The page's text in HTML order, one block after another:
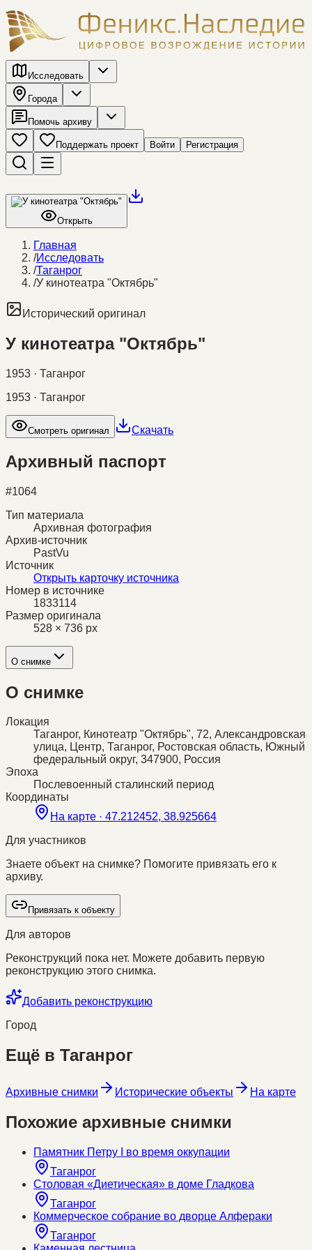
Исследовать
Города
Помочь архиву
Поддержать проект Войти Регистрация
Открыть
Главная
/Исследовать
/Таганрог
/У кинотеатра "Октябрь"
Исторический оригинал
У кинотеатра "Октябрь"
1953 · Таганрог
1953 · Таганрог
Смотреть оригинал Скачать
Архивный паспорт
#1064
Тип материала
Архивная фотография
Архив-источник
PastVu
Источник
Открыть карточку источника
Номер в источнике
1833114
Размер оригинала
528 × 736 px
О снимке
О снимке
Локация
Таганрог, Кинотеатр "Октябрь", 72, Александровская
улица, Центр, Таганрог, Ростовская область, Южный
федеральный округ, 347900, Россия
Эпоха
Послевоенный сталинский период
Координаты
На карте · 47.212452, 38.925664
Для участников
Знаете объект на снимке? Помогите привязать его к
архиву.
Привязать к объекту
Для авторов
Реконструкций пока нет. Можете добавить первую
реконструкцию этого снимка.
Добавить реконструкцию
Город
Ещё в Таганрог
Архивные снимки Исторические объекты На карте
Похожие архивные снимки
Памятник Петру I во время оккупации
Таганрог
Столовая «Диетическая» в доме Гладкова
Таганрог
Коммерческое собрание во дворце Алфераки
Таганрог